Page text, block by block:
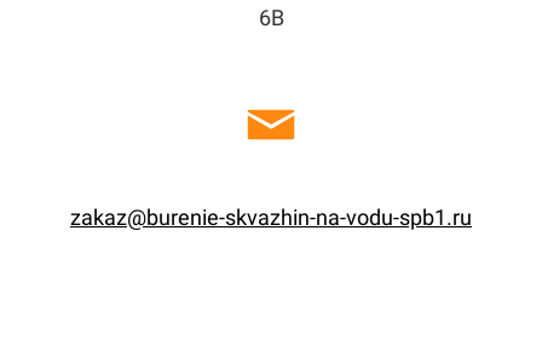
6В
zakaz@burenie-skvazhin-na-vodu-spb1.ru